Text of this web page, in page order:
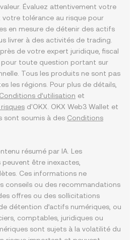
Évaluez attentivement votre
tolérance au risque pour
en mesure de détenir des actifs
livrer à des activités de trading.
de votre expert juridique, fiscal
pour toute question portant sur
Tous les produits ne sont pas
les régions. Pour plus de détails,
Conditions d’utilisation et
d'OKX. OKX Web3 Wallet et
sont soumis à des Conditions
résumé par IA. Les
être inexactes,
Ces informations ne
conseils ou des recommandations
offres ou des sollicitations
détention d’actifs numériques, ou
comptables, juridiques ou
sont sujets à la volatilité du